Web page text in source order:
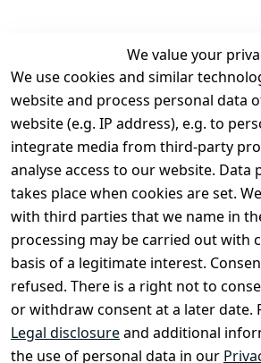
We value your
We use cookies and similar
website and process personal data
website (e.g. IP address), e.g. to
integrate media from third-party
analyse access to our website. Data
takes place when cookies are set.
with third parties that we name in
processing may be carried out with
basis of a legitimate interest.
refused. There is a right not to
or withdraw consent at a later date.
Legal disclosureand additional
the use of personal data in our
Legal
Terms and
Conditions
Legal
disclosure
Privacy Policy
Declaration of
accessibility
Cancellation
rights
Contact
Register